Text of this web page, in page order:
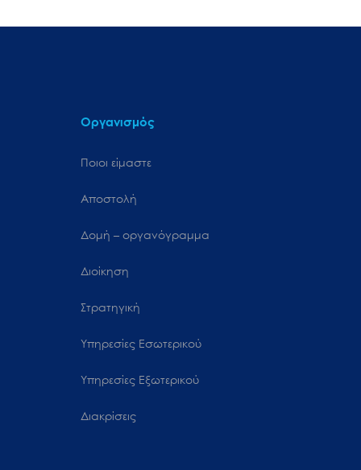
Οργανισμός
Ποιοι είμαστε
Αποστολή
Δομή – οργανόγραμμα
Διοίκηση
Στρατηγική
Υπηρεσίες Εσωτερικού
Υπηρεσίες Εξωτερικού
Διακρίσεις